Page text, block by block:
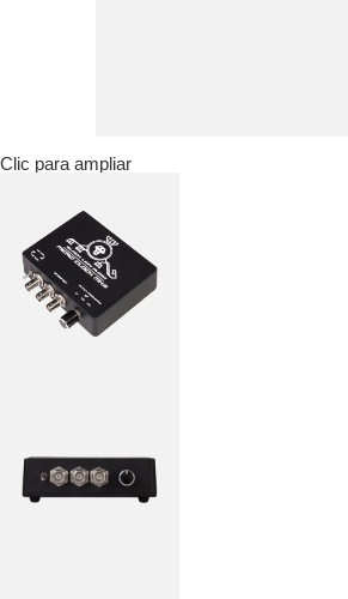
Clic para ampliar